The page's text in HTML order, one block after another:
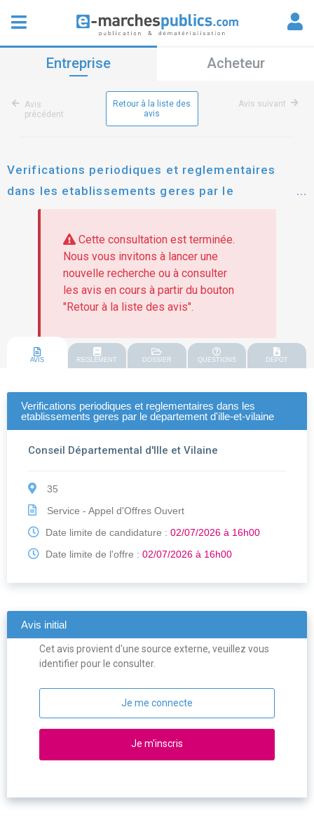
Entreprise Acheteur
Avis
précédent
Retour à la liste des
avis
Avis suivant
Verifications periodiques et reglementaires
dans les etablissements geres par le
departement d'ille-et-vilaine
Cette consultation est terminée.
Nous vous invitons à lancer une
nouvelle recherche ou à consulter
les avis en cours à partir du bouton
"Retour à la liste des avis".
AVIS REGLEMENT DOSSIER QUESTIONS DEPOT
Verifications periodiques et reglementaires dans les
etablissements geres par le departement d'ille-et-vilaine
Conseil Départemental d'Ille et Vilaine
35
Service - Appel d'Offres Ouvert
Date limite de candidature : 02/07/2026 à 16h00
Date limite de l'offre : 02/07/2026 à 16h00
Avis initial
Cet avis provient d'une source externe, veuillez vous
identifier pour le consulter.
Je me connecte
Je m'inscris